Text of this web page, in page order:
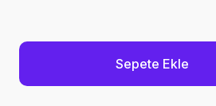
Sepete Ekle